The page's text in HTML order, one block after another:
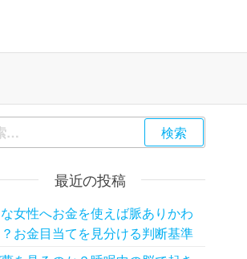
最近の投稿
女性へお金を使えば脈ありかわ
お金目当てを見分ける判断基準